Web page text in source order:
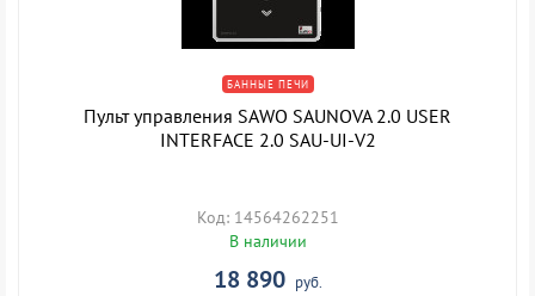
БАННЫЕ ПЕЧИ
Пульт управления SAWO SAUNOVA 2.0 USER
INTERFACE 2.0 SAU-UI-V2
Код: 14564262251
В наличии
18 890 руб.